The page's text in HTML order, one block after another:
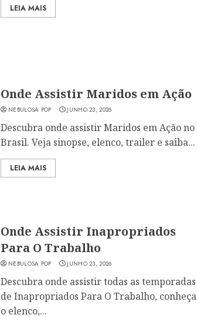
LEIA MAIS
Onde Assistir Maridos em Ação
NEBULOSA POP JUNHO 23, 2026
Descubra onde assistir Maridos em Ação no
Brasil. Veja sinopse, elenco, trailer e saiba...
LEIA MAIS
Onde Assistir Inapropriados
Para O Trabalho
NEBULOSA POP JUNHO 23, 2026
Descubra onde assistir todas as temporadas
de Inapropriados Para O Trabalho, conheça
o elenco,...